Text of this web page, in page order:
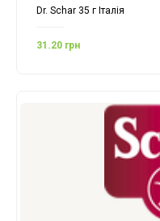
Dr. Schar 35 г Італія
31.20 грн